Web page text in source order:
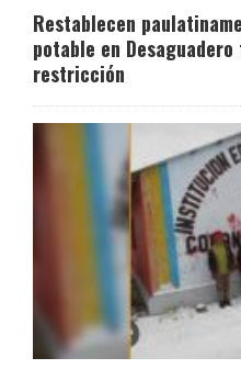
Restablecen
potable en
restricción